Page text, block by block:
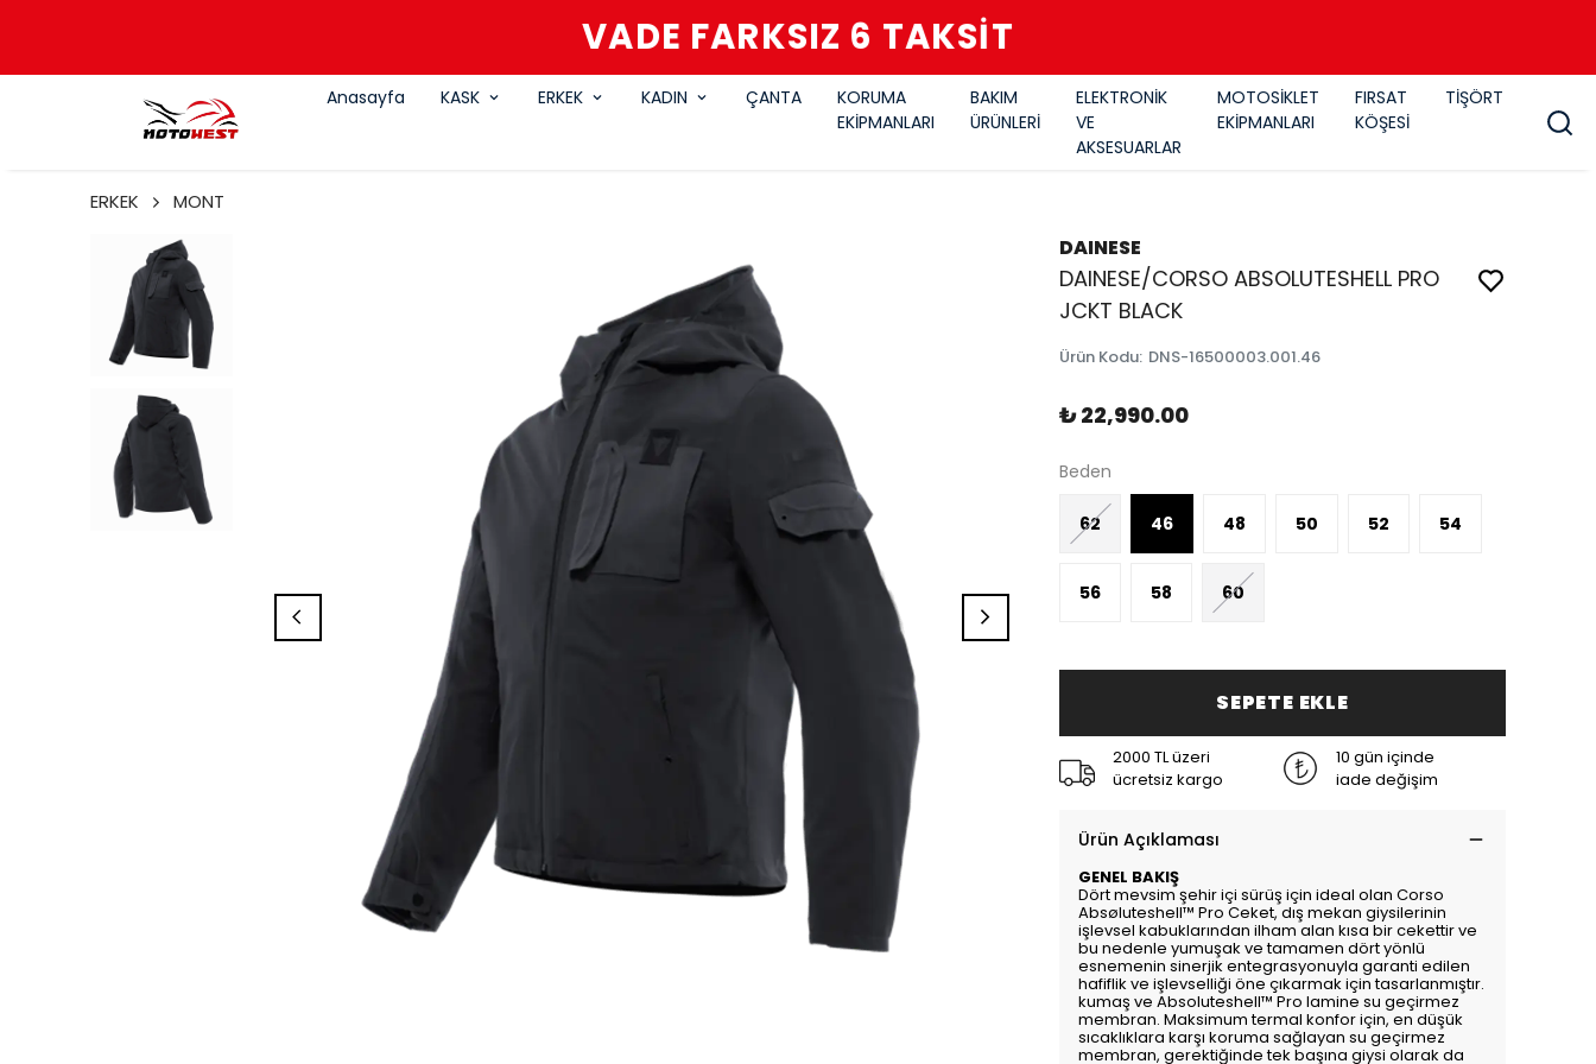
VADE FARKSIZ 6 TAKSİT
Anasayfa KASK ERKEK KADIN ÇANTA
KORUMA
EKİPMANLARI
BAKIM
ÜRÜNLERİ
ELEKTRONİK
VE
AKSESUARLAR
MOTOSİKLET
EKİPMANLARI
FIRSAT
KÖŞESİ
TİŞÖRT
ERKEK MONT
DAINESE
DAINESE/CORSO ABSOLUTESHELL PRO
JCKT BLACK
Ürün Kodu: DNS-16500003.001.46
₺ 22,990.00
Beden
62 46 48 50 52 54
56 58 60
SEPETE EKLE
2000 TL üzeri
ücretsiz kargo
10 gün içinde
iade değişim
Ürün Açıklaması
GENEL BAKIŞ
Dört mevsim şehir içi sürüş için ideal olan Corso
Absøluteshell™ Pro Ceket, dış mekan giysilerinin
işlevsel kabuklarından ilham alan kısa bir cekettir ve
bu nedenle yumuşak ve tamamen dört yönlü
esnemenin sinerjik entegrasyonuyla garanti edilen
hafiflik ve işlevselliği öne çıkarmak için tasarlanmıştır.
kumaş ve Absoluteshell™ Pro lamine su geçirmez
membran. Maksimum termal konfor için, en düşük
sıcaklıklara karşı koruma sağlayan su geçirmez
membran, gerektiğinde tek başına giysi olarak da